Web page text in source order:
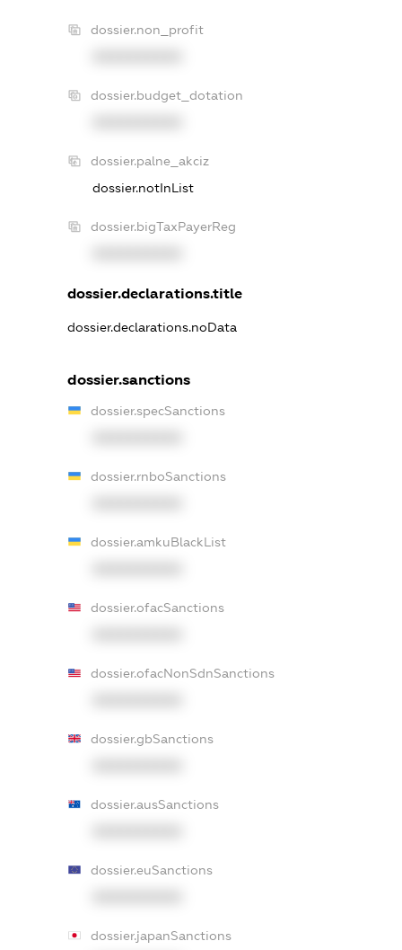
dossier.non_profit
dossier.budget_dotation
dossier.palne_akciz
dossier.notInList
dossier.bigTaxPayerReg
dossier.declarations.title
dossier.declarations.noData
dossier.sanctions
dossier.specSanctions
dossier.rnboSanctions
dossier.amkuBlackList
dossier.ofacSanctions
dossier.ofacNonSdnSanctions
dossier.gbSanctions
dossier.ausSanctions
dossier.euSanctions
dossier.japanSanctions